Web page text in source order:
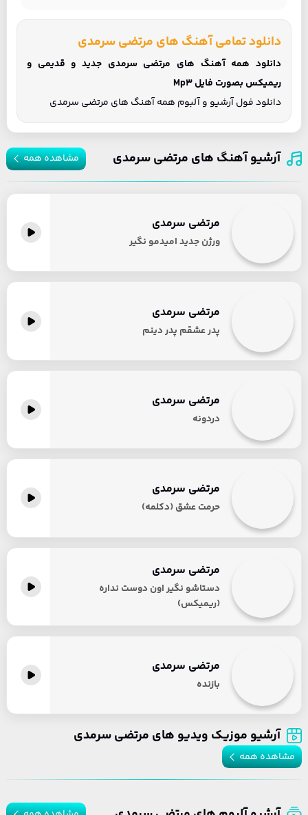
دانلود تمامی آهنگ های مرتضی سرمدی
دانلود همه آهنگ های مرتضی سرمدی جدید و قدیمی و
ریمیکس بصورت فایل Mp3
دانلود فول آرشیو و آلبوم همه آهنگ های مرتضی سرمدی
آرشیو آهنگ های مرتضی سرمدی مشاهده همه
مرتضی سرمدی
ورژن جدید امیدمو نگیر
مرتضی سرمدی
پدر عشقم پدر دینم
مرتضی سرمدی
دردونه
مرتضی سرمدی
حرمت عشق (دکلمه)
مرتضی سرمدی
دستاشو نگیر اون دوست نداره
(ریمیکس)
مرتضی سرمدی
بازنده
آرشیو موزیک ویدیو های مرتضی سرمدی
مشاهده همه